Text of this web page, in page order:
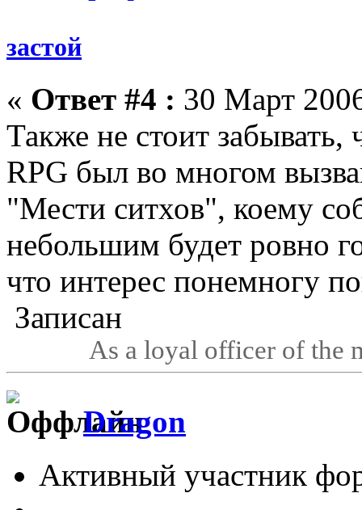
застой
« Ответ #4 : 30 Март
Также не стоит забывать,
RPG был во многом
"Мести ситхов", коему
небольшим будет ровно
что интерес понемногу
Записан
As a loyal officer of the
Dragon
Активный участник